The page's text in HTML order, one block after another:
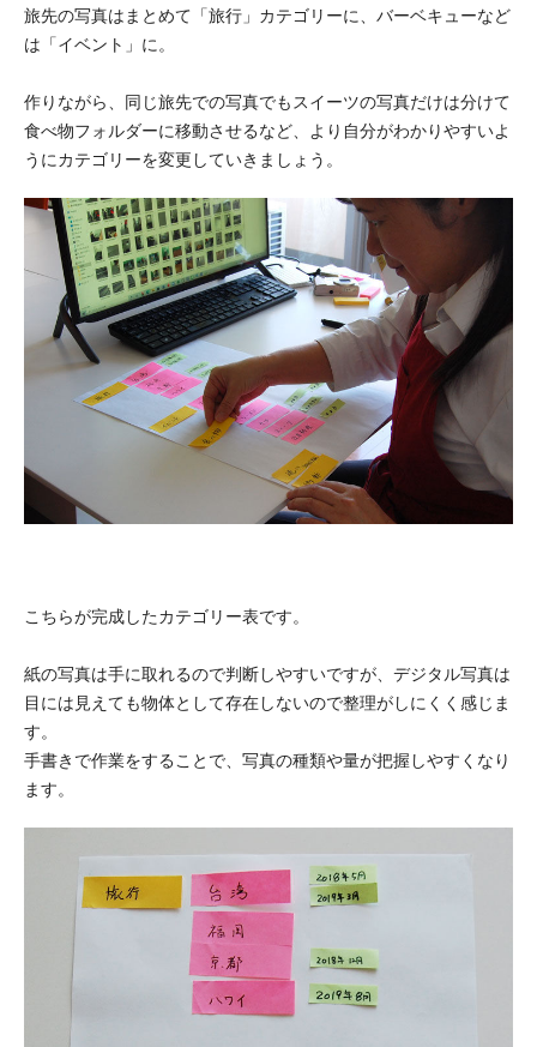
旅先の写真はまとめて「旅行」カテゴリーに、バーベキューなど
は「イベント」に。
作りながら、同じ旅先での写真でもスイーツの写真だけは分けて
食べ物フォルダーに移動させるなど、より自分がわかりやすいよ
うにカテゴリーを変更していきましょう。
こちらが完成したカテゴリー表です。
紙の写真は手に取れるので判断しやすいですが、デジタル写真は
目には見えても物体として存在しないので整理がしにくく感じま
す。
手書きで作業をすることで、写真の種類や量が把握しやすくなり
ます。